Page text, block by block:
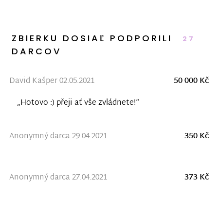
ZBIERKU DOSIAĽ PODPORILI 27
DARCOV
David Kašper 02.05.2021
50 000 Kč
„Hotovo :) přeji ať vše zvládnete!“
Anonymný darca 29.04.2021 350 Kč
Anonymný darca 27.04.2021 373 Kč